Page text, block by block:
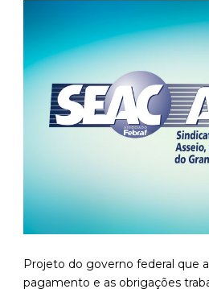
Projeto do governo federal que
pagamento e as obrigações